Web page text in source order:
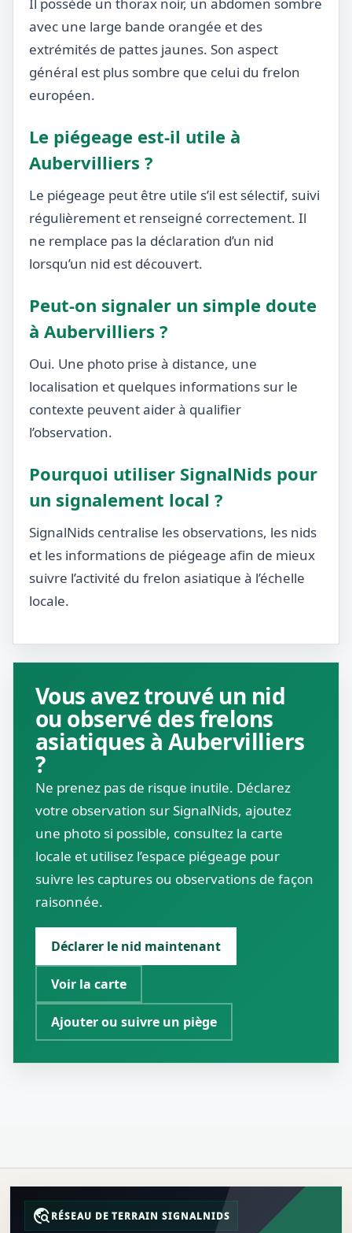
avec une large bande orangée et des
extrémités de pattes jaunes. Son aspect
général est plus sombre que celui du frelon
européen.
Le piégeage est-il utile à
Aubervilliers ?
Le piégeage peut être utile s’il est sélectif, suivi
régulièrement et renseigné correctement. Il
ne remplace pas la déclaration d’un nid
lorsqu’un nid est découvert.
Peut-on signaler un simple doute
à Aubervilliers ?
Oui. Une photo prise à distance, une
localisation et quelques informations sur le
contexte peuvent aider à qualifier
l’observation.
Pourquoi utiliser SignalNids pour
un signalement local ?
SignalNids centralise les observations, les nids
et les informations de piégeage afin de mieux
suivre l’activité du frelon asiatique à l’échelle
locale.
Vous avez trouvé un nid
ou observé des frelons
asiatiques à Aubervilliers
?
Ne prenez pas de risque inutile. Déclarez
votre observation sur SignalNids, ajoutez
une photo si possible, consultez la carte
locale et utilisez l’espace piégeage pour
suivre les captures ou observations de façon
raisonnée.
Déclarer le nid maintenant
Voir la carte
Ajouter ou suivre un piège
travel_exploreRÉSEAU DE TERRAIN SIGNALNIDS